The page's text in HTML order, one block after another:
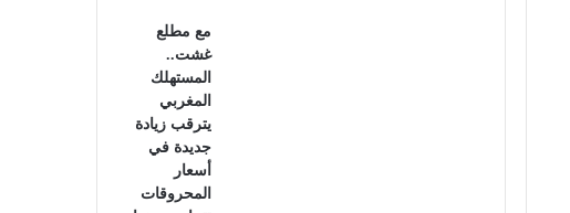
مع مطلع
غشت..
المستهلك
المغربي
يترقب زيادة
جديدة في
أسعار
المحروقات